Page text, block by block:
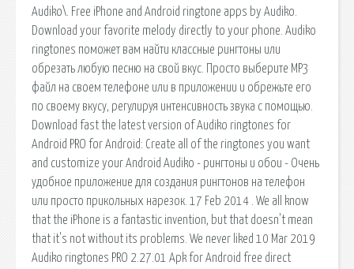
Audiko\. Free iPhone and Android ringtone apps by Audiko.
Download your favorite melody directly to your phone. Audiko
ringtones поможет вам найти классные рингтоны или
обрезать любую песню на свой вкус. Просто выберите MP3
файл на своем телефоне или в приложении и обрежьте его
по своему вкусу, регулируя интенсивность звука с помощью.
Download fast the latest version of Audiko ringtones for
Android PRO for Android: Create all of the ringtones you want
and customize your Android Audiko - рингтоны и обои - Очень
удобное приложение для создания рингтонов на телефон
или просто прикольных нарезок. 17 Feb 2014 . We all know
that the iPhone is a fantastic invention, but that doesn't mean
that it's not without its problems. We never liked 10 Mar 2019
Audiko ringtones PRO 2.27.01 Apk for Android free direct